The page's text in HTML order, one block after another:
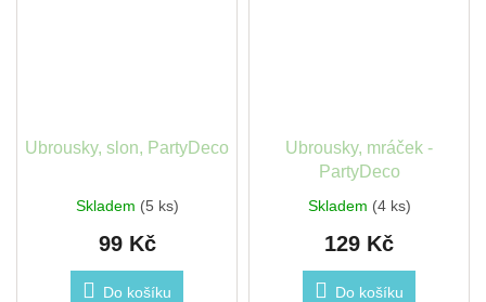
Ubrousky, slon, PartyDeco
Skladem (5 ks)
99 Kč
Do košíku
Ubrousky, mráček -
PartyDeco
Skladem (4 ks)
129 Kč
Do košíku